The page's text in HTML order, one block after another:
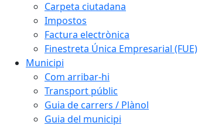
Carpeta ciutadana
Impostos
Factura electrònica
Finestreta Única Empresarial (FUE)
Municipi
Com arribar-hi
Transport públic
Guia de carrers / Plànol
Guia del municipi